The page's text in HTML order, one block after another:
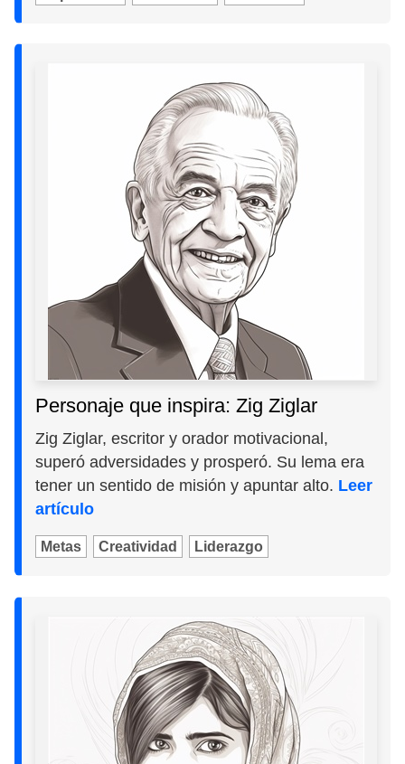
Personaje que inspira: Zig Ziglar
Zig Ziglar, escritor y orador motivacional,
superó adversidades y prosperó. Su lema era
tener un sentido de misión y apuntar alto. Leer
artículo
Metas Creatividad Liderazgo